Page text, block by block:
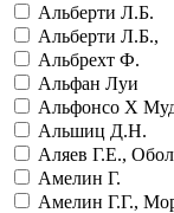
Альберти Л.Б.
Альберти Л.Б.,
Альбрехт Ф.
Альфан Луи
Альфонсо Х
Альшиц Д.Н.
Аляев Г.Е.,
Амелин Г.
Амелин Г.Г.,